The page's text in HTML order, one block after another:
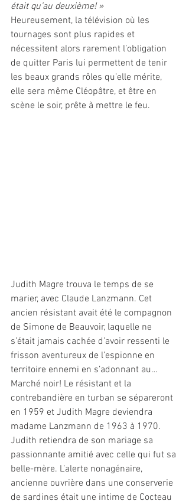
était qu’au deuxième! »
Heureusement, la télévision où les
tournages sont plus rapides et
nécessitent alors rarement l’obligation
de quitter Paris lui permettent de tenir
les beaux grands rôles qu’elle mérite,
elle sera même Cléopâtre, et être en
scène le soir, prête à mettre le feu.
Judith Magre trouva le temps de se
marier, avec Claude Lanzmann. Cet
ancien résistant avait été le compagnon
de Simone de Beauvoir, laquelle ne
s’était jamais cachée d’avoir ressenti le
frisson aventureux de l’espionne en
territoire ennemi en s’adonnant au…
Marché noir! Le résistant et la
contrebandière en turban se sépareront
en 1959 et Judith Magre deviendra
madame Lanzmann de 1963 à 1970.
Judith retiendra de son mariage sa
passionnante amitié avec celle qui fut sa
belle-mère. L’alerte nonagénaire,
ancienne ouvrière dans une conserverie
de sardines était une intime de Cocteau